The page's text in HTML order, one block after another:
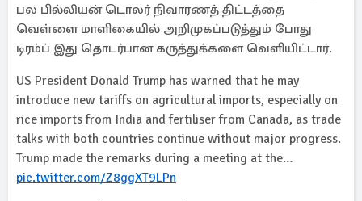
பல பில்லியன் டொலர் நிவாரணத் திட்டத்தை
வெள்ளை மாளிகையில் அறிமுகப்படுத்தும் போது
டிரம்ப் இது தொடர்பான கருத்துக்களை வெளியிட்டார்.
US President Donald Trump has warned that he may
introduce new tariffs on agricultural imports, especially on
rice imports from India and fertiliser from Canada, as trade
talks with both countries continue without major progress.
Trump made the remarks during a meeting at the…
pic.twitter.com/Z8ggXT9LPn